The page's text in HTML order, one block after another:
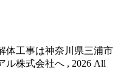
体工事は神奈川県三浦市
ル株式会社へ , 2026 All